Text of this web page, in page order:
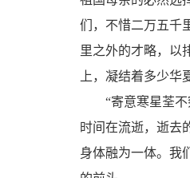
们，不惜二万五千
里之外的才略，以
上，凝结着多少
“寄意寒星荃不
时间在流逝，逝去
身体融为一体。我